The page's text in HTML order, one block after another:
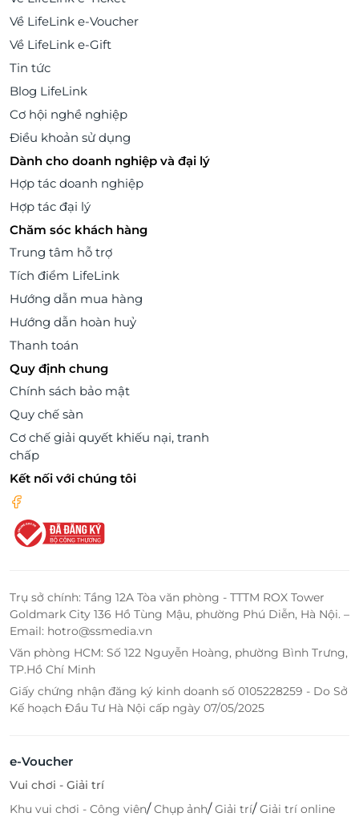
Về LifeLink e-Voucher
Về LifeLink e-Gift
Tin tức
Blog LifeLink
Cơ hội nghề nghiệp
Điều khoản sử dụng
Dành cho doanh nghiệp và đại lý
Hợp tác doanh nghiệp
Hợp tác đại lý
Chăm sóc khách hàng
Trung tâm hỗ trợ
Tích điểm LifeLink
Hướng dẫn mua hàng
Hướng dẫn hoàn huỷ
Thanh toán
Quy định chung
Chính sách bảo mật
Quy chế sàn
Cơ chế giải quyết khiếu nại, tranh
chấp
Kết nối với chúng tôi
Trụ sở chính: Tầng 12A Tòa văn phòng - TTTM ROX Tower
Goldmark City 136 Hồ Tùng Mậu, phường Phú Diễn, Hà Nội. –
Email: hotro@ssmedia.vn
Văn phòng HCM: Số 122 Nguyễn Hoàng, phường Bình Trưng,
TP.Hồ Chí Minh
Giấy chứng nhận đăng ký kinh doanh số 0105228259 - Do Sở
Kế hoạch Đầu Tư Hà Nội cấp ngày 07/05/2025
e-Voucher
Vui chơi - Giải trí
Khu vui chơi - Công viên/Chụp ảnh/Giải trí/Giải trí online